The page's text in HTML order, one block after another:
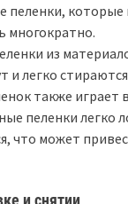
пеленки,
многократно.
из
и легко
также играет
пеленки легко
что может
и снятии